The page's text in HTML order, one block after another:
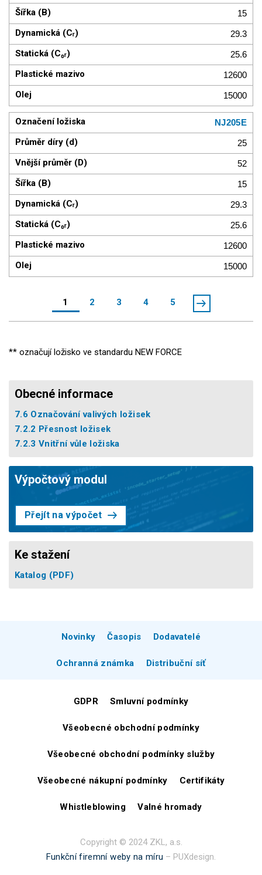
15
29.3
25.6
12600
15000
NJ205E
25
52
15
29.3
25.6
12600
15000
1 2 3 4 5
** označují ložisko ve standardu NEW FORCE
Obecné informace
7.6 Označování valivých ložisek
7.2.2 Přesnost ložisek
7.2.3 Vnitřní vůle ložiska
Výpočtový modul
Přejít na výpočet
Ke stažení
Katalog (PDF)
Novinky Časopis Dodavatelé
Ochranná známka Distribuční síť
GDPR Smluvní podmínky
Všeobecné obchodní podmínky
Všeobecné obchodní podmínky služby
Všeobecné nákupní podmínky Certifikáty
Whistleblowing Valné hromady
Copyright © 2024 ZKL, a.s.
Funkční firemní weby na míru – PUXdesign.